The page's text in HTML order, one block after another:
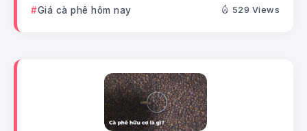
Giá cà phê hôm nay 529 Views